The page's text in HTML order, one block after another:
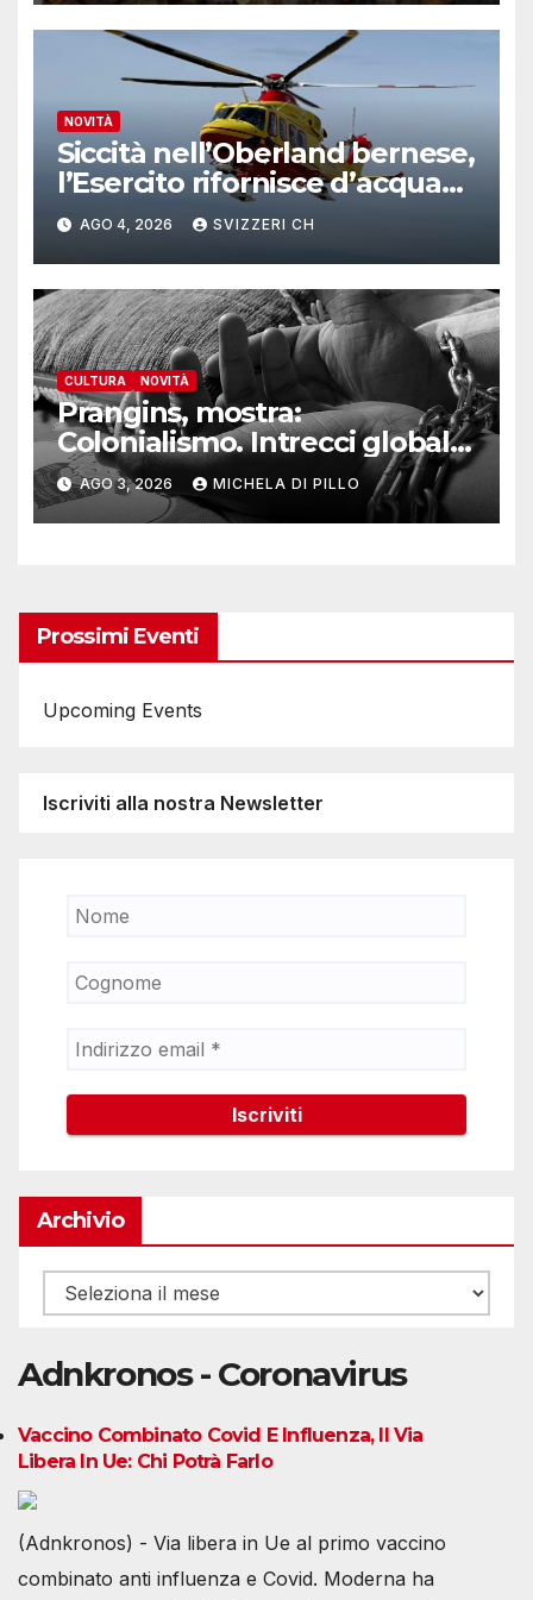
NOVITÀ
Siccità nell’Oberland bernese,
l’Esercito rifornisce d’acqua
due alpeggi
AGO 4, 2026 SVIZZERI CH
CULTURA NOVITÀ
Prangins, mostra:
Colonialismo. Intrecci globali
della Svizzera
AGO 3, 2026 MICHELA DI PILLO
Prossimi Eventi
Upcoming Events
Iscriviti alla nostra Newsletter
Archivio
Archivio
Adnkronos - Coronavirus
Vaccino Combinato Covid E Influenza, Il Via
Libera In Ue: Chi Potrà Farlo
(Adnkronos) - Via libera in Ue al primo vaccino
combinato anti influenza e Covid. Moderna ha